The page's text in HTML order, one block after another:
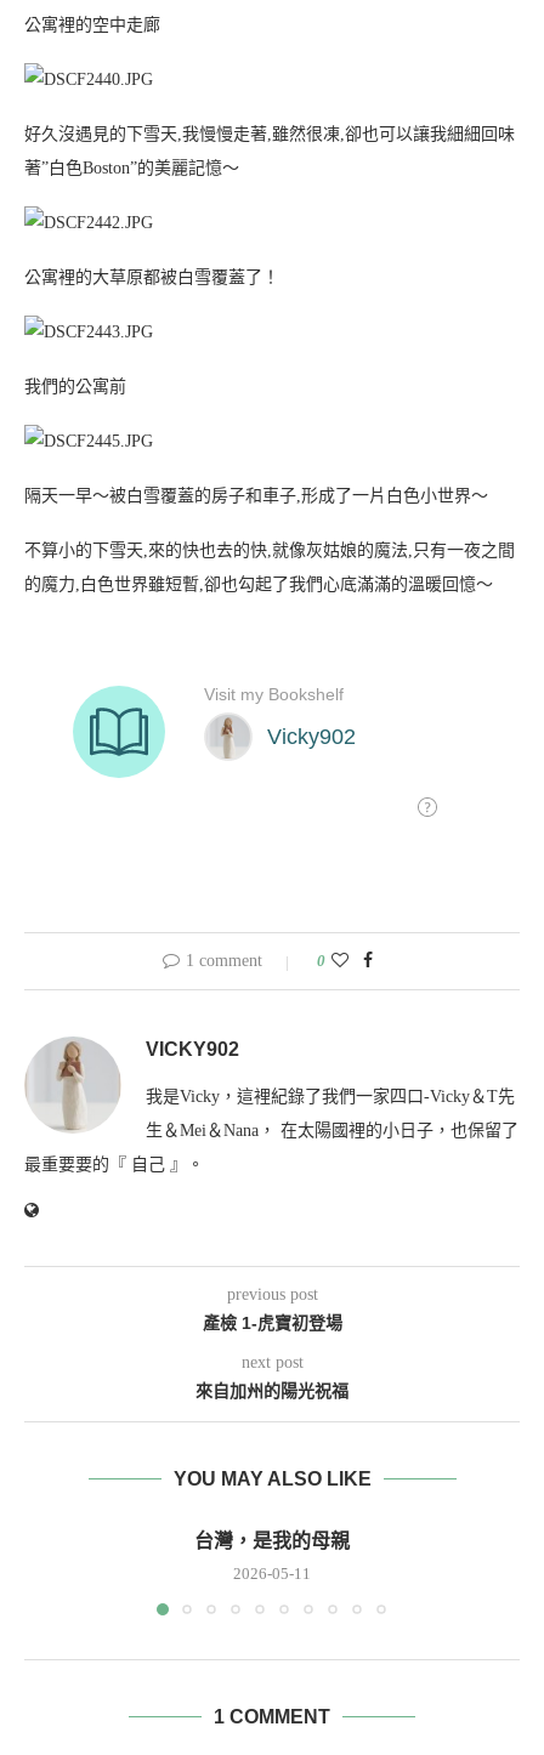
公寓裡的空中走廊
好久沒遇見的下雪天,我慢慢走著,雖然很凍,卻也可以讓我細細回味
著”白色Boston”的美麗記憶～
公寓裡的大草原都被白雪覆蓋了！
我們的公寓前
隔天一早～被白雪覆蓋的房子和車子,形成了一片白色小世界～
不算小的下雪天,來的快也去的快,就像灰姑娘的魔法,只有一夜之間
的魔力,白色世界雖短暫,卻也勾起了我們心底滿滿的溫暖回憶～
1 comment 0
VICKY902
我是Vicky，這裡紀錄了我們一家四口-Vicky＆T先
生＆Mei＆Nana， 在太陽國裡的小日子，也保留了
最重要要的『 自己 』。
previous post
產檢 1-虎寶初登場
next post
來自加州的陽光祝福
YOU MAY ALSO LIKE
台灣，是我的母親
2026-05-11
1 COMMENT